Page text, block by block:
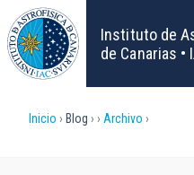
Pasar
al
contenido
principal
Instituto de
de Canarias •
Sobrescribir
Inicio Blog Archivo